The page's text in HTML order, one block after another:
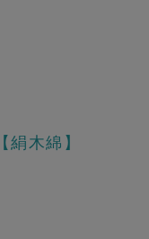
木綿】